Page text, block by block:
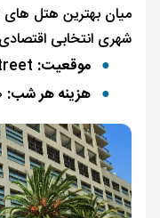
میان بهترین هتل های
شهری انتخابی
موقعیت:
هزینه هر شب: